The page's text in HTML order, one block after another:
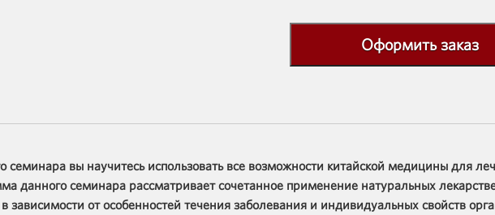
Оформить заказ
семинара вы научитесь использовать все возможности китайской медицины для
данного семинара рассматривает сочетанное применение натуральных
зависимости от особенностей течения заболевания и индивидуальных свойств